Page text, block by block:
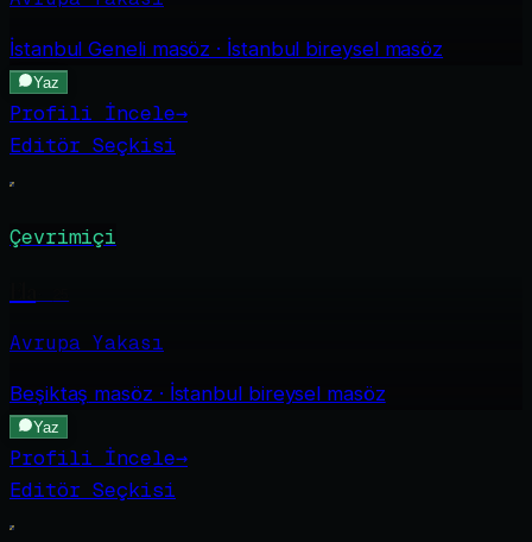
İstanbul Genelimasöz · İstanbul bireysel masöz
Yaz
Profili İncele→
Editör Seçkisi
Çevrimiçi
Avrupa Yakası
Beşiktaş masöz · İstanbul bireysel masöz
Yaz
Profili İncele→
Editör Seçkisi